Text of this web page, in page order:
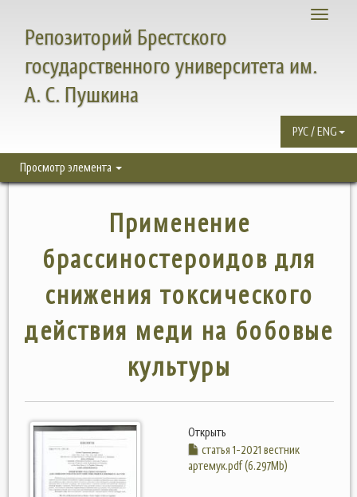
Toggle
Репозиторий Брестского
государственного университета им.
А. С. Пушкина
РУС / ENG
Просмотр элемента
Применение
брассиностероидов для
снижения токсического
действия меди на бобовые
культуры
Открыть
статья 1-2021 вестник
артемук.pdf (6.297Mb)